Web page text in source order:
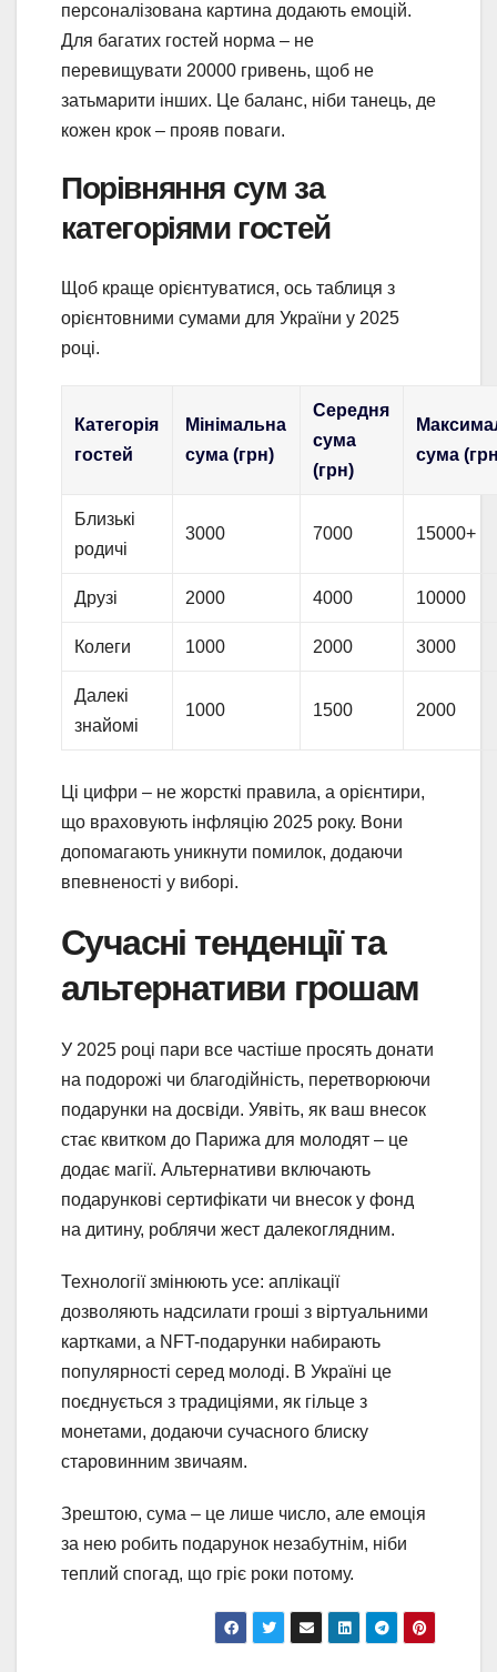
персоналізована картина додають емоцій.
Для багатих гостей норма – не
перевищувати 20000 гривень, щоб не
затьмарити інших. Це баланс, ніби танець, де
кожен крок – прояв поваги.
Порівняння сум за
категоріями гостей
Щоб краще орієнтуватися, ось таблиця з
орієнтовними сумами для України у 2025
році.
Категорія
гостей
Мінімальна
сума (грн)
Середня
сума
(грн)
сума
Близькі
родичі
3000 7000 15000+
Друзі 2000 4000 10000
Колеги 1000 2000 3000
Далекі
знайомі
1000 1500 2000
Ці цифри – не жорсткі правила, а орієнтири,
що враховують інфляцію 2025 року. Вони
допомагають уникнути помилок, додаючи
впевненості у виборі.
Сучасні тенденції та
альтернативи грошам
У 2025 році пари все частіше просять донати
на подорожі чи благодійність, перетворюючи
подарунки на досвіди. Уявіть, як ваш внесок
стає квитком до Парижа для молодят – це
додає магії. Альтернативи включають
подарункові сертифікати чи внесок у фонд
на дитину, роблячи жест далекоглядним.
Технології змінюють усе: аплікації
дозволяють надсилати гроші з віртуальними
картками, а NFT-подарунки набирають
популярності серед молоді. В Україні це
поєднується з традиціями, як гільце з
монетами, додаючи сучасного блиску
старовинним звичаям.
Зрештою, сума – це лише число, але емоція
за нею робить подарунок незабутнім, ніби
теплий спогад, що гріє роки потому.